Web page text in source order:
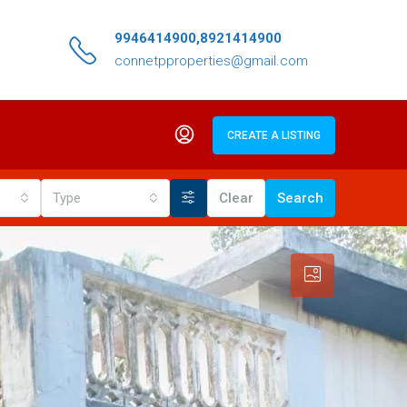
9946414900,8921414900
connetpproperties@gmail.com
CREATE A LISTING
Type Clear Search